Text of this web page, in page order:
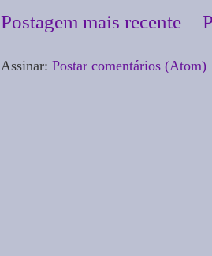
Postagem mais recente
Assinar: Postar comentários (Atom)